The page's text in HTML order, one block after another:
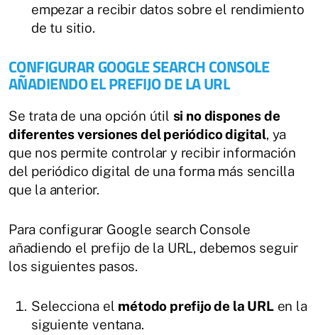
empezar a recibir datos sobre el rendimiento
de tu sitio.
CONFIGURAR GOOGLE SEARCH CONSOLE
AÑADIENDO EL PREFIJO DE LA URL
Se trata de una opción útil si no dispones de
diferentes versiones del periódico digital, ya
que nos permite controlar y recibir información
del periódico digital de una forma más sencilla
que la anterior.
Para configurar Google search Console
añadiendo el prefijo de la URL, debemos seguir
los siguientes pasos.
Selecciona el método prefijo de la URLen la
siguiente ventana.